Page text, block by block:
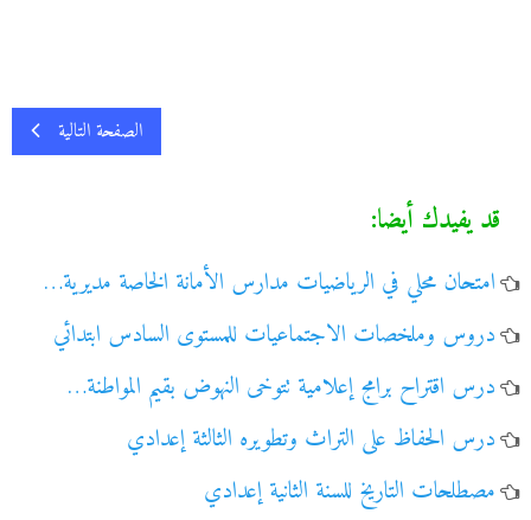
الصفحة التالية
قد يفيدك أيضا:
امتحان محلي في الرياضيات مدارس الأمانة الخاصة مديرية…
دروس وملخصات الاجتماعيات للمستوى السادس ابتدائي
درس اقتراح برامج إعلامية تتوخى النهوض بقيم المواطنة…
درس الحفاظ على التراث وتطويره الثالثة إعدادي
مصطلحات التاريخ للسنة الثانية إعدادي